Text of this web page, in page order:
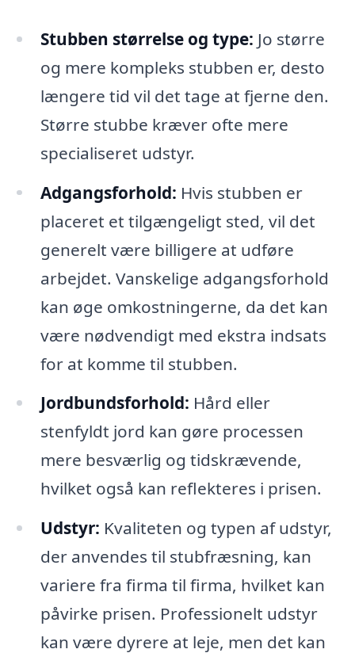
Stubben størrelse og type: Jo større
og mere kompleks stubben er, desto
længere tid vil det tage at fjerne den.
Større stubbe kræver ofte mere
specialiseret udstyr.
Adgangsforhold: Hvis stubben er
placeret et tilgængeligt sted, vil det
generelt være billigere at udføre
arbejdet. Vanskelige adgangsforhold
kan øge omkostningerne, da det kan
være nødvendigt med ekstra indsats
for at komme til stubben.
Jordbundsforhold: Hård eller
stenfyldt jord kan gøre processen
mere besværlig og tidskrævende,
hvilket også kan reflekteres i prisen.
Udstyr: Kvaliteten og typen af udstyr,
der anvendes til stubfræsning, kan
variere fra firma til firma, hvilket kan
påvirke prisen. Professionelt udstyr
kan være dyrere at leje, men det kan